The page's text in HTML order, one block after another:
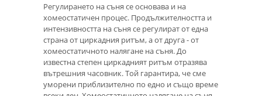
Регулирането на съня се основава и на
хомеостатичен процес. Продължителността и
интензивността на съня се регулират от една
страна от циркадния ритъм, а от друга - от
хомеостатичното налягане на съня. До
известна степен циркадният ритъм отразява
вътрешния часовник. Той гарантира, че сме
уморени приблизително по едно и също време